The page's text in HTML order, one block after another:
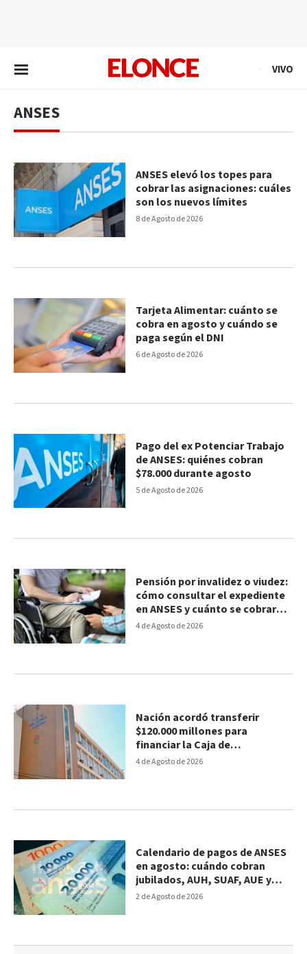
VIVO
ANSES
8 de Agosto de 2026
ANSES elevó los topes para
cobrar las asignaciones: cuáles
son los nuevos límites
6 de Agosto de 2026
Tarjeta Alimentar: cuánto se
cobra en agosto y cuándo se
paga según el DNI
5 de Agosto de 2026
Pago del ex Potenciar Trabajo
de ANSES: quiénes cobran
$78.000 durante agosto
4 de Agosto de 2026
Pensión por invalidez o viudez:
cómo consultar el expediente
en ANSES y cuánto se cobrará
en agosto
4 de Agosto de 2026
Nación acordó transferir
$120.000 millones para
financiar la Caja de
Jubilaciones de Entre Ríos
2 de Agosto de 2026
Calendario de pagos de ANSES
en agosto: cuándo cobran
jubilados, AUH, SUAF, AUE y
PNC